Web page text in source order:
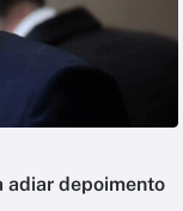
adiar depoimento